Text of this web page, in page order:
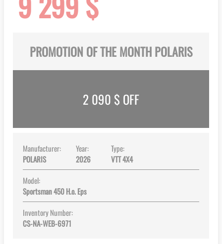
gallery
PROMOTION OF THE MONTH POLARIS
2 090 $ OFF
Manufacturer:
POLARIS
Year:
2026
Type:
VTT 4X4
Model:
Sportsman 450 H.o. Eps
Inventory Number:
CS-NA-WEB-6971